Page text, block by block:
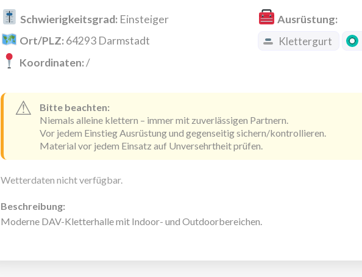
Schwierigkeitsgrad:Einsteiger
Ort/PLZ:64293 Darmstadt
Koordinaten:/
Ausrüstung:
Klettergurt
⚠
Bitte beachten:
Niemals alleine klettern – immer mit zuverlässigen Partnern.
Vor jedem Einstieg Ausrüstung und gegenseitig sichern/kontrollieren.
Material vor jedem Einsatz auf Unversehrtheit prüfen.
Wetterdaten nicht verfügbar.
Beschreibung:
Moderne DAV-Kletterhalle mit Indoor- und Outdoorbereichen.